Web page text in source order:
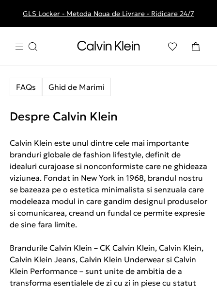
Livrare gratuita la comenzile de peste 250 RON
GLS Locker - Metoda Noua de Livrare - Ridicare 24/7
FAQs Ghid de Marimi
Despre Calvin Klein
Calvin Klein este unul dintre cele mai importante
branduri globale de fashion lifestyle, definit de
idealuri curajoase si nonconformiste care ne ghideaza
viziunea. Fondat in New York in 1968, brandul nostru
se bazeaza pe o estetica minimalista si senzuala care
modeleaza modul in care gandim designul produselor
si comunicarea, creand un fundal ce permite expresie
de sine fara limite.
Brandurile Calvin Klein – CK Calvin Klein, Calvin Klein,
Calvin Klein Jeans, Calvin Klein Underwear si Calvin
Klein Performance – sunt unite de ambitia de a
transforma esentialele de zi cu zi in piese cu statut